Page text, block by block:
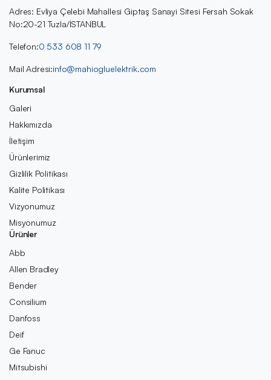
Adres: Evliya Çelebi Mahallesi Giptaş Sanayi Sitesi Fersah Sokak
No:20-21 Tuzla/İSTANBUL
Telefon:0 533 608 11 79
Mail Adresi:info@mahiogluelektrik.com
Kurumsal
Galeri
Hakkımızda
İletişim
Ürünlerimiz
Gizlilik Politikası
Kalite Politikası
Vizyonumuz
Misyonumuz
Ürünler
Abb
Allen Bradley
Bender
Consilium
Danfoss
Deif
Ge Fanuc
Mitsubishi